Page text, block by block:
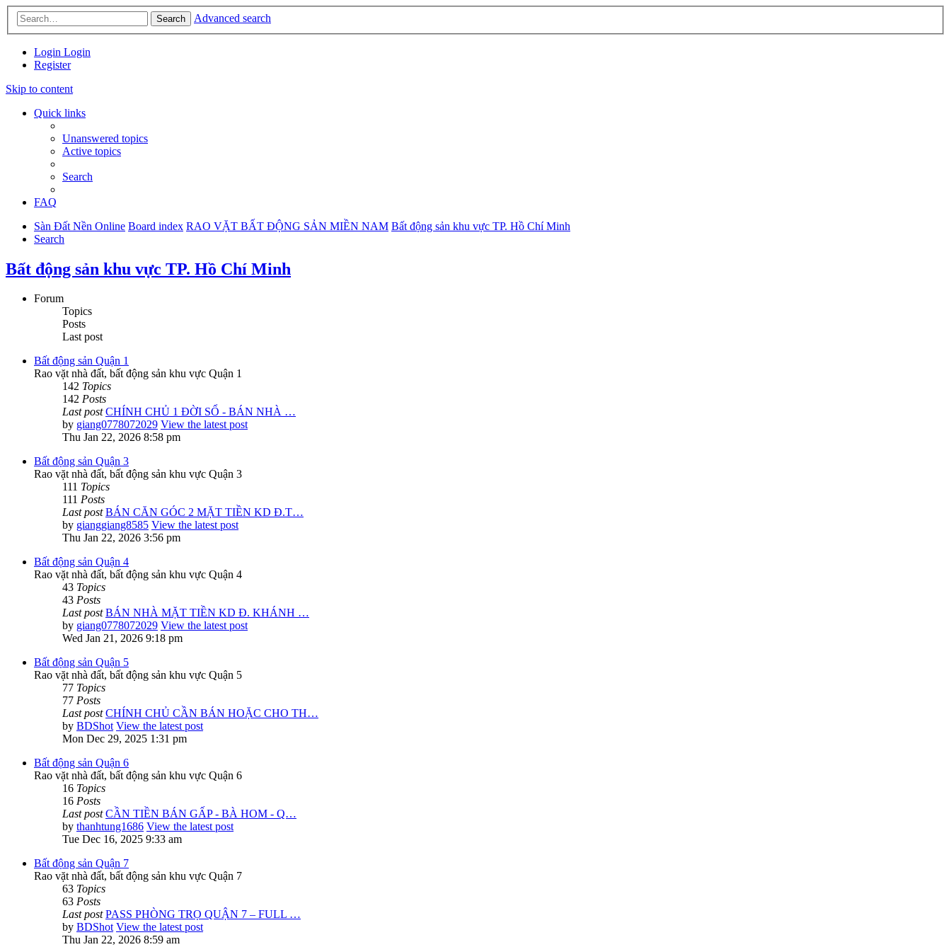
Search Advanced search
Login Login
Register
Skip to content
Quick links
Unanswered topics
Active topics
Search
FAQ
Sàn Đất Nền Online Board index RAO VẶT BẤT ĐỘNG SẢN MIỀN NAM Bất động sản khu vực TP. Hồ Chí Minh
Search
Bất động sản khu vực TP. Hồ Chí Minh
Forum
Topics
Posts
Last post
Bất động sản Quận 1
Rao vặt nhà đất, bất động sản khu vực Quận 1
142 Topics
142 Posts
Last post CHÍNH CHỦ 1 ĐỜI SỔ - BÁN NHÀ …
by giang0778072029 View the latest post
Thu Jan 22, 2026 8:58 pm
Bất động sản Quận 3
Rao vặt nhà đất, bất động sản khu vực Quận 3
111 Topics
111 Posts
Last post BÁN CĂN GÓC 2 MẶT TIỀN KD Đ.T…
by gianggiang8585 View the latest post
Thu Jan 22, 2026 3:56 pm
Bất động sản Quận 4
Rao vặt nhà đất, bất động sản khu vực Quận 4
43 Topics
43 Posts
Last post BÁN NHÀ MẶT TIỀN KD Đ. KHÁNH …
by giang0778072029 View the latest post
Wed Jan 21, 2026 9:18 pm
Bất động sản Quận 5
Rao vặt nhà đất, bất động sản khu vực Quận 5
77 Topics
77 Posts
Last post CHÍNH CHỦ CẦN BÁN HOẶC CHO TH…
by BDShot View the latest post
Mon Dec 29, 2025 1:31 pm
Bất động sản Quận 6
Rao vặt nhà đất, bất động sản khu vực Quận 6
16 Topics
16 Posts
Last post CẦN TIỀN BÁN GẤP - BÀ HOM - Q…
by thanhtung1686 View the latest post
Tue Dec 16, 2025 9:33 am
Bất động sản Quận 7
Rao vặt nhà đất, bất động sản khu vực Quận 7
63 Topics
63 Posts
Last post PASS PHÒNG TRỌ QUẬN 7 – FULL …
by BDShot View the latest post
Thu Jan 22, 2026 8:59 am